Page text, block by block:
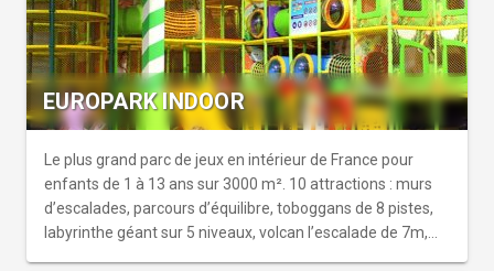
fait partie d'un complexe de loisirs qui comprend
également les parcs de jeux Dinopark et Dinogolf.
EUROPARK INDOOR
Le plus grand parc de jeux en intérieur de France pour
enfants de 1 à 13 ans sur 3000 m². 10 attractions : murs
d’escalades, parcours d’équilibre, toboggans de 8 pistes,
labyrinthe géant sur 5 niveaux, volcan l’escalade de 7m,